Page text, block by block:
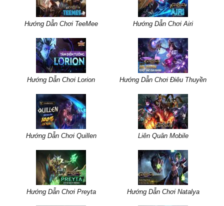
Hướng Dẫn Chơi TeeMee Hướng Dẫn Chơi Airi
Hướng Dẫn Chơi Lorion Hướng Dẫn Chơi Điêu Thuyền
Hướng Dẫn Chơi Quillen Liên Quân Mobile
Hướng Dẫn Chơi Preyta Hướng Dẫn Chơi Natalya